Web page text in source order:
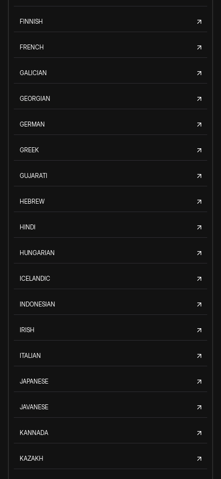
FINNISH
FRENCH
GALICIAN
GEORGIAN
GERMAN
GREEK
GUJARATI
HEBREW
HINDI
HUNGARIAN
ICELANDIC
INDONESIAN
IRISH
ITALIAN
JAPANESE
JAVANESE
KANNADA
KAZAKH